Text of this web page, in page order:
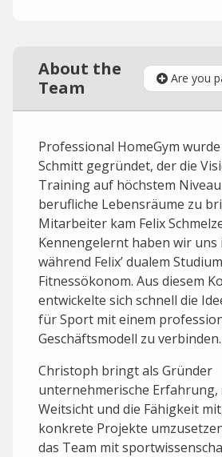
About the
Team
Are you
Professional HomeGym
Schmitt gegründet, der die
Training auf höchstem
berufliche Lebensräume zu
Mitarbeiter kam Felix
Kennengelernt haben wir uns
während Felix’ dualem
Fitnessökonom. Aus diesem
entwickelte sich schnell die
für Sport mit einem
Geschäftsmodell zu verbinden.
Christoph bringt als Gründer
unternehmerische Erfahrung,
Weitsicht und die Fähigkeit
konkrete Projekte
das Team mit